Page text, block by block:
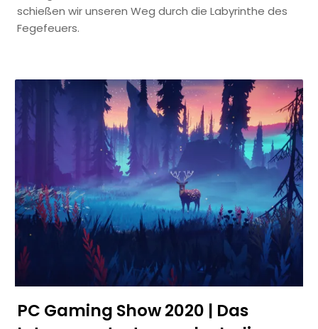
schießen wir unseren Weg durch die Labyrinthe des
Fegefeuers.
PC Gaming Show 2020 | Das